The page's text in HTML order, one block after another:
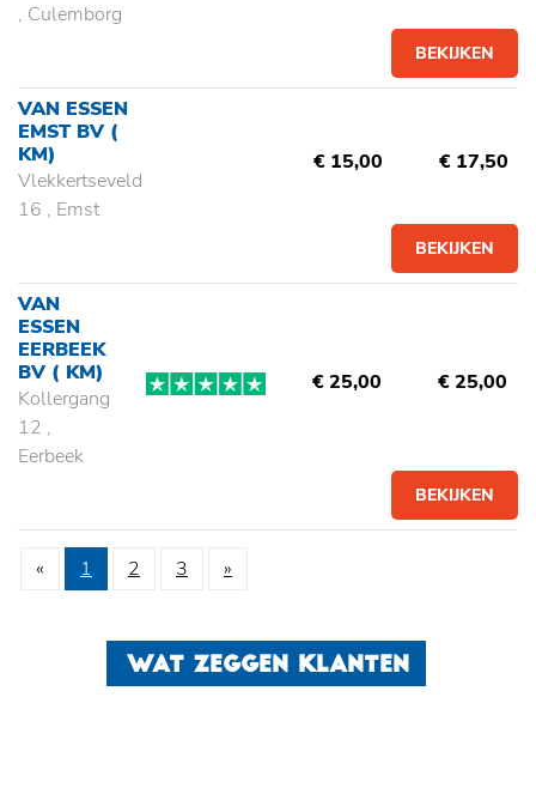
, Culemborg
BEKIJKEN
VAN ESSEN
EMST BV (
KM)
Vlekkertseveld
16 , Emst
€ 15,00 € 17,50
BEKIJKEN
VAN
ESSEN
EERBEEK
BV ( KM)
Kollergang
12 ,
Eerbeek
€ 25,00 € 25,00
BEKIJKEN
« 1 2 3 »
WAT ZEGGEN KLANTEN